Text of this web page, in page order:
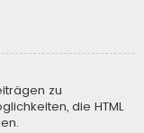
zu
die HTML